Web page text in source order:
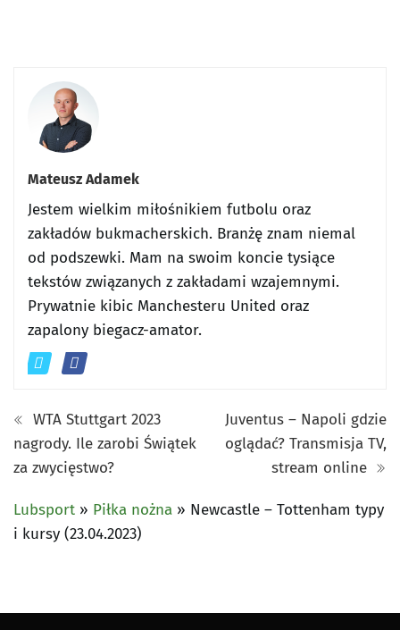
Mateusz Adamek
Jestem wielkim miłośnikiem futbolu oraz
zakładów bukmacherskich. Branżę znam niemal
od podszewki. Mam na swoim koncie tysiące
tekstów związanych z zakładami wzajemnymi.
Prywatnie kibic Manchesteru United oraz
zapalony biegacz-amator.
WTA Stuttgart 2023
nagrody. Ile zarobi Świątek
za zwycięstwo?
Juventus – Napoli gdzie
oglądać? Transmisja TV,
stream online
Lubsport » Piłka nożna » Newcastle – Tottenham typy
i kursy (23.04.2023)